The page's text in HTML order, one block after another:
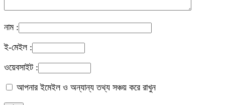
নাম :
ই-মেইল :
ওয়েবসাইট :
আপনার ইমেইল ও অন্যান্য তথ্য সঞ্চয় করে রাখুন